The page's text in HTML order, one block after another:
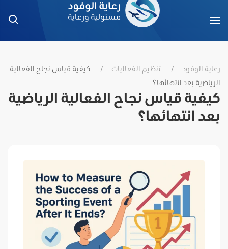
رعاية الوفود تنظيم الفعاليات
كيفية قياس نجاح الفعالية
الرياضية بعد انتهائها؟
كيفية قياس نجاح الفعالية الرياضية
بعد انتهائها؟